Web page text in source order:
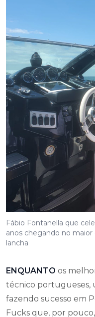
Fábio Fontanella que
anos chegando no maior
lancha
ENQUANTO os
técnico portugueses,
fazendo sucesso em
Fucks que, por